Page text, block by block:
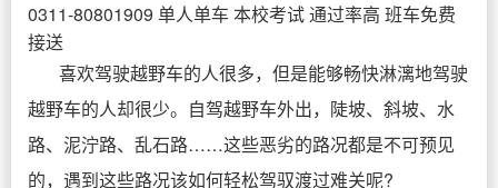
0311-80801909 单人单车 本校考试 通过率高 班车免费
接送
喜欢驾驶越野车的人很多，但是能够畅快淋漓地驾驶
越野车的人却很少。自驾越野车外出，陡坡、斜坡、水
路、泥泞路、乱石路……这些恶劣的路况都是不可预见
的，遇到这些路况该如何轻松驾驭渡过难关呢?